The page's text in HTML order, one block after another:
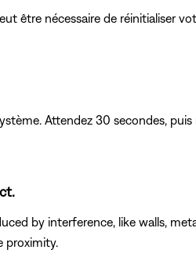
être nécessaire de réinitialiser
Attendez 30 secondes,
by interference, like walls,
proximity.